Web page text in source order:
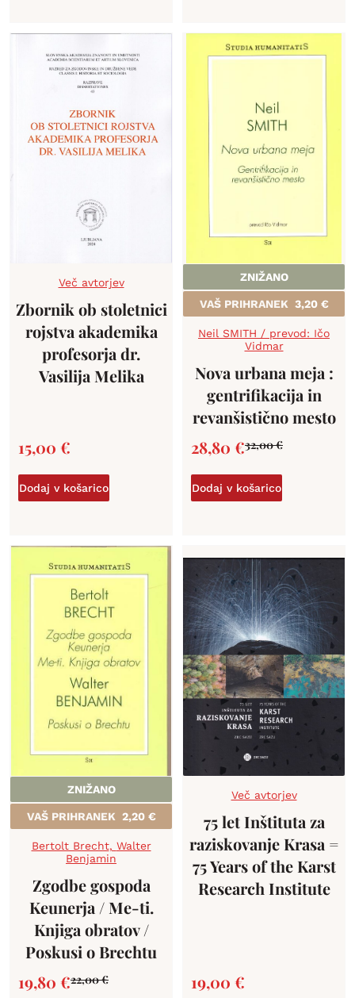
Več avtorjev
Zbornik ob stoletnici
rojstva akademika
profesorja dr.
Vasilija Melika
15,00 €
Dodaj v košarico
ZNIŽANO
VAŠ PRIHRANEK 3,20 €
Neil SMITH / prevod: Ičo
Vidmar
Nova urbana meja :
gentrifikacija in
revanšistično mesto
32,00€
28,80 €
Dodaj v košarico
ZNIŽANO
VAŠ PRIHRANEK 2,20 €
Bertolt Brecht, Walter
Benjamin
Zgodbe gospoda
Keunerja / Me-ti.
Knjiga obratov /
Poskusi o Brechtu
22,00€
19,80 €
Več avtorjev
75 let Inštituta za
raziskovanje Krasa =
75 Years of the Karst
Research Institute
19,00 €